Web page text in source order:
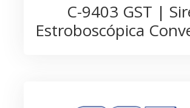
C-9403 GST |
Estroboscópica